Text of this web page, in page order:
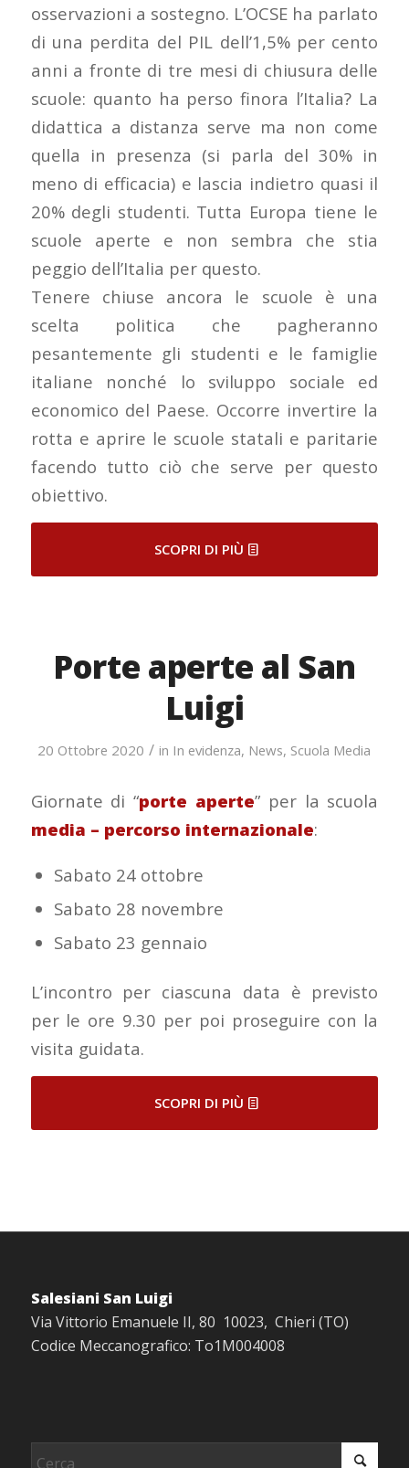
osservazioni a sostegno. L’OCSE ha parlato
di una perdita del PIL dell’1,5% per cento
anni a fronte di tre mesi di chiusura delle
scuole: quanto ha perso finora l’Italia? La
didattica a distanza serve ma non come
quella in presenza (si parla del 30% in
meno di efficacia) e lascia indietro quasi il
20% degli studenti. Tutta Europa tiene le
scuole aperte e non sembra che stia
peggio dell’Italia per questo.
Tenere chiuse ancora le scuole è una
scelta politica che pagheranno
pesantemente gli studenti e le famiglie
italiane nonché lo sviluppo sociale ed
economico del Paese. Occorre invertire la
rotta e aprire le scuole statali e paritarie
facendo tutto ciò che serve per questo
obiettivo.
SCOPRI DI PIÙ
Porte aperte al San
Luigi
20 Ottobre 2020 / in In evidenza, News, Scuola Media
Giornate di “porte aperte” per la scuola
media – percorso internazionale:
Sabato 24 ottobre
Sabato 28 novembre
Sabato 23 gennaio
L’incontro per ciascuna data è previsto
per le ore 9.30 per poi proseguire con la
visita guidata.
SCOPRI DI PIÙ
Salesiani San Luigi
Via Vittorio Emanuele II, 80 10023, Chieri (TO)
Codice Meccanografico: To1M004008